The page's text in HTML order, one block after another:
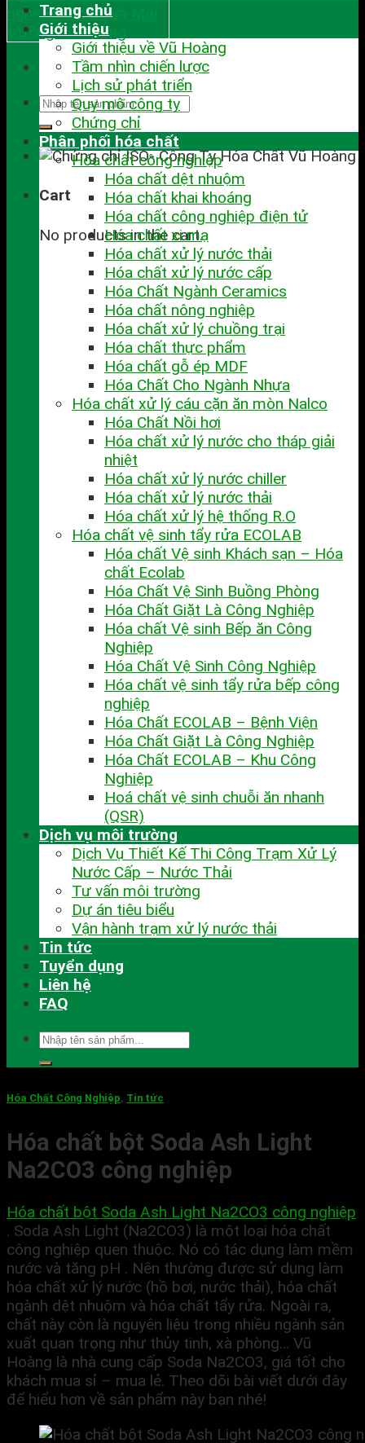
Cart
No products in the cart.
Trang chủ
Giới thiệu
Giới thiệu về Vũ Hoàng
Tầm nhìn chiến lược
Lịch sử phát triển
Quy mô công ty
Chứng chỉ
Phân phối hóa chất
Hóa chất công nghiệp
Hóa chất dệt nhuộm
Hóa chất khai khoáng
Hóa chất công nghiệp điện tử
Hóa chất xi mạ
Hóa chất xử lý nước thải
Hóa chất xử lý nước cấp
Hóa Chất Ngành Ceramics
Hóa chất nông nghiệp
Hóa chất xử lý chuồng trại
Hóa chất thực phẩm
Hóa chất gỗ ép MDF
Hóa Chất Cho Ngành Nhựa
Hóa chất xử lý cáu cặn ăn mòn Nalco
Hóa Chất Nồi hơi
Hóa chất xử lý nước cho tháp giải
nhiệt
Hóa chất xử lý nước chiller
Hóa chất xử lý nước thải
Hóa chất xử lý hệ thống R.O
Hóa chất vệ sinh tẩy rửa ECOLAB
Hóa chất Vệ sinh Khách sạn – Hóa
chất Ecolab
Hóa Chất Vệ Sinh Buồng Phòng
Hóa Chất Giặt Là Công Nghiệp
Hóa chất Vệ sinh Bếp ăn Công
Nghiệp
Hóa Chất Vệ Sinh Công Nghiệp
Hóa chất vệ sinh tẩy rửa bếp công
nghiệp
Hóa Chất ECOLAB – Bệnh Viện
Hóa Chất Giặt Là Công Nghiệp
Hóa Chất ECOLAB – Khu Công
Nghiệp
Hoá chất vệ sinh chuỗi ăn nhanh
(QSR)
Dịch vụ môi trường
Dịch Vụ Thiết Kế Thi Công Trạm Xử Lý
Nước Cấp – Nước Thải
Tư vấn môi trường
Dự án tiêu biểu
Vận hành trạm xử lý nước thải
Tin tức
Tuyển dụng
Liên hệ
FAQ
Hóa Chất Công Nghiệp, Tin tức
Hóa chất bột Soda Ash Light
Na2CO3 công nghiệp
Hóa chất bột Soda Ash Light Na2CO3 công nghiệp
. Soda Ash Light (Na2CO3) là một loại hóa chất
công nghiệp quen thuộc. Nó có tác dụng làm mềm
nước và tăng pH . Nên thường được sử dụng làm
hóa chất xử lý nước (hồ bơi, nước thải), hóa chất
ngành dệt nhuộm và hóa chất tẩy rửa. Ngoài ra,
chất này còn là nguyên liệu trong nhiều ngành sản
xuất quan trọng như thủy tinh, xà phòng… Vũ
Hoàng là nhà cung cấp Soda Na2CO3, giá tốt cho
khách mua sỉ – mua lẻ. Theo dõi bài viết dưới đây
để hiểu hơn về sản phẩm này bạn nhé!